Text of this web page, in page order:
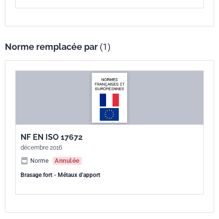
Norme remplacée par (1)
NF EN ISO 17672
décembre 2016
Norme
Annulée
Brasage fort - Métaux d'apport